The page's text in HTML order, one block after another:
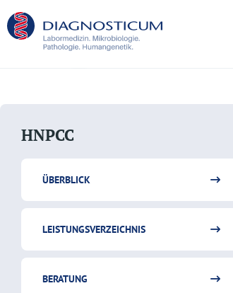
HNPCC
ÜBERBLICK
LEISTUNGSVERZEICHNIS
BERATUNG